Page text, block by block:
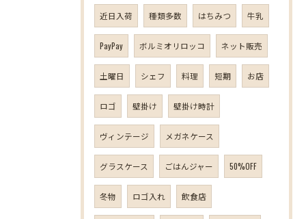
近日入荷 種類多数 はちみつ 牛乳
PayPay ボルミオリロッコ ネット販売
土曜日 シェフ 料理 短期 お店
ロゴ 壁掛け 壁掛け時計
ヴィンテージ メガネケース
グラスケース ごはんジャー 50%OFF
冬物 ロゴ入れ 飲食店